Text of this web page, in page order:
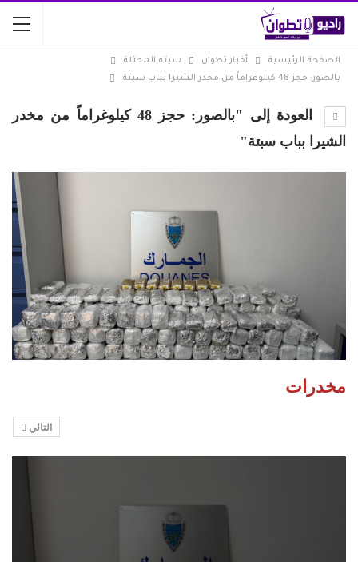
الصفحة الرئيسية أخبار تطوان
سبته المحتلة
بالصور: حجز 48 كيلوغراماً من مخدر الشيرا بباب سبتة
العودة إلى "بالصور: حجز 48 كيلوغراماً من مخدر
الشيرا بباب سبتة"
مخدرات
التالي